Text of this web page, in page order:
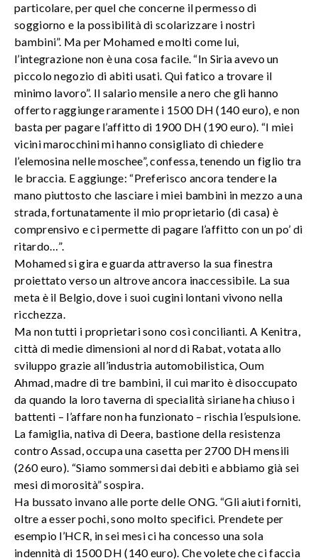
particolare, per quel che concerne il permesso di
soggiorno e la possibilità di scolarizzare i nostri
bambini”. Ma per Mohamed e molti come lui,
l’integrazione non è una cosa facile. “In Siria avevo un
piccolo negozio di abiti usati. Qui fatico a trovare il
minimo lavoro”. Il salario mensile a nero che gli hanno
offerto raggiunge raramente i 1500 DH (140 euro), e non
basta per pagare l’affitto di 1900 DH (190 euro). “I miei
vicini marocchini mi hanno consigliato di chiedere
l’elemosina nelle moschee”, confessa, tenendo un figlio tra
le braccia. E aggiunge: “Preferisco ancora tendere la
mano piuttosto che lasciare i miei bambini in mezzo a una
strada, fortunatamente il mio proprietario (di casa) è
comprensivo e ci permette di pagare l’affitto con un po’ di
ritardo…”.
Mohamed si gira e guarda attraverso la sua finestra
proiettato verso un altrove ancora inaccessibile. La sua
meta è il Belgio, dove i suoi cugini lontani vivono nella
ricchezza.
Ma non tutti i proprietari sono così concilianti. A Kenitra,
città di medie dimensioni al nord di Rabat, votata allo
sviluppo grazie all’industria automobilistica, Oum
Ahmad, madre di tre bambini, il cui marito è disoccupato
da quando la loro taverna di specialità siriane ha chiuso i
battenti – l’affare non ha funzionato – rischia l’espulsione.
La famiglia, nativa di Deera, bastione della resistenza
contro Assad, occupa una casetta per 2700 DH mensili
(260 euro). “Siamo sommersi dai debiti e abbiamo già sei
mesi di morosità” sospira.
Ha bussato invano alle porte delle ONG. “Gli aiuti forniti,
oltre a esser pochi, sono molto specifici. Prendete per
esempio l’HCR, in sei mesi ci ha concesso una sola
indennità di 1500 DH (140 euro). Che volete che ci faccia